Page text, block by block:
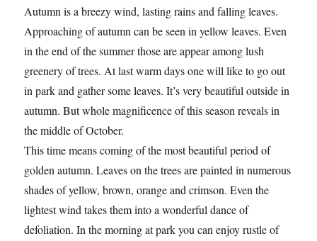
Autumn is a breezy wind, lasting rains and falling leaves.
Approaching of autumn can be seen in yellow leaves. Even
in the end of the summer those are appear among lush
greenery of trees. At last warm days one will like to go out
in park and gather some leaves. It’s very beautiful outside in
autumn. But whole magnificence of this season reveals in
the middle of October.
This time means coming of the most beautiful period of
golden autumn. Leaves on the trees are painted in numerous
shades of yellow, brown, orange and crimson. Even the
lightest wind takes them into a wonderful dance of
defoliation. In the morning at park you can enjoy rustle of